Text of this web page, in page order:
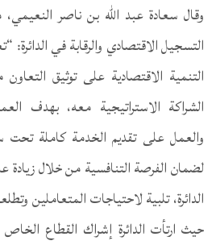
وقال سعادة عبد الله بن ناصر
التسجيل الاقتصادي والرقابة في الدائرة:
التنمية الاقتصادية على توثيق
الشراكة الاستراتيجية معه، بهدف
والعمل على تقديم الخدمة كاملة
لضمان الفرصة التنافسية من خلال زيادة
الدائرة، تلبية لاحتياجات المتعاملين
حيث ارتأت الدائرة إشراك القطاع